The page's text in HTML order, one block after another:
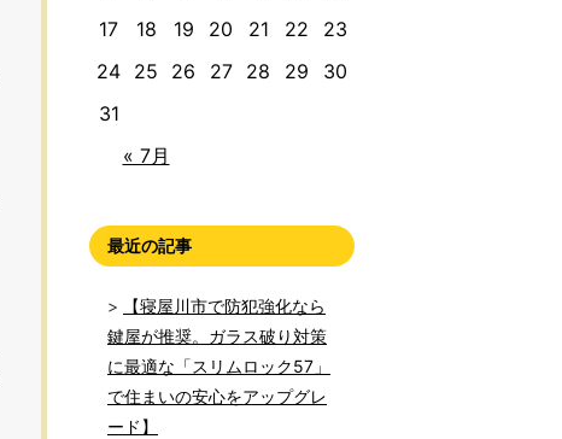
« 7月
17
18 19 20 21 22
23
24 25 26 27 28 29
30
31
最近の記事
【寝屋川市で防犯強化なら
鍵屋が推奨。ガラス破り対策
に最適な「スリムロック57」
で住まいの安心をアップグレ
ード】